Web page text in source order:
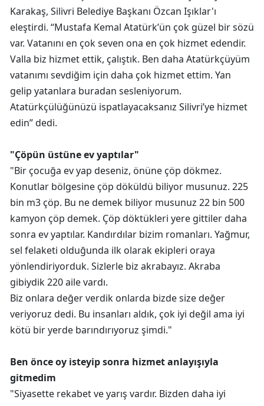
Karakaş, Silivri Belediye Başkanı Özcan Işıklar'ı
eleştirdi. “Mustafa Kemal Atatürk’ün çok güzel bir sözü
var. Vatanını en çok seven ona en çok hizmet edendir.
Valla biz hizmet ettik, çalıştık. Ben daha Atatürkçüyüm
vatanımı sevdiğim için daha çok hizmet ettim. Yan
gelip yatanlara buradan sesleniyorum.
Atatürkçülüğünüzü ispatlayacaksanız Silivri’ye hizmet
edin” dedi.
"Çöpün üstüne ev yaptılar"
"Bir çocuğa ev yap deseniz, önüne çöp dökmez.
Konutlar bölgesine çöp döküldü biliyor musunuz. 225
bin m3 çöp. Bu ne demek biliyor musunuz 22 bin 500
kamyon çöp demek. Çöp döktükleri yere gittiler daha
sonra ev yaptılar. Kandırdılar bizim romanları. Yağmur,
sel felaketi olduğunda ilk olarak ekipleri oraya
yönlendiriyorduk. Sizlerle biz akrabayız. Akraba
gibiydik 220 aile vardı.
Biz onlara değer verdik onlarda bizde size değer
veriyoruz dedi. Bu insanları aldık, çok iyi değil ama iyi
kötü bir yerde barındırıyoruz şimdi."
Ben önce oy isteyip sonra hizmet anlayışıyla
gitmedim
"Siyasette rekabet ve yarış vardır. Bizden daha iyi